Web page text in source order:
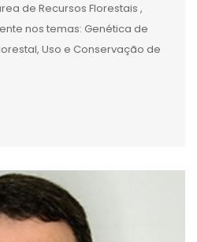
de Recursos Florestais ,
nos temas: Genética de
Uso e Conservação de